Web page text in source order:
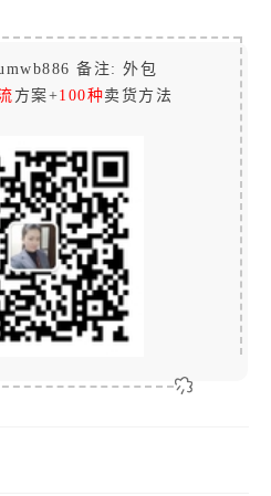
备注: 外包
方案+100种卖货方法